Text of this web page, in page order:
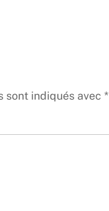
sont indiqués avec *